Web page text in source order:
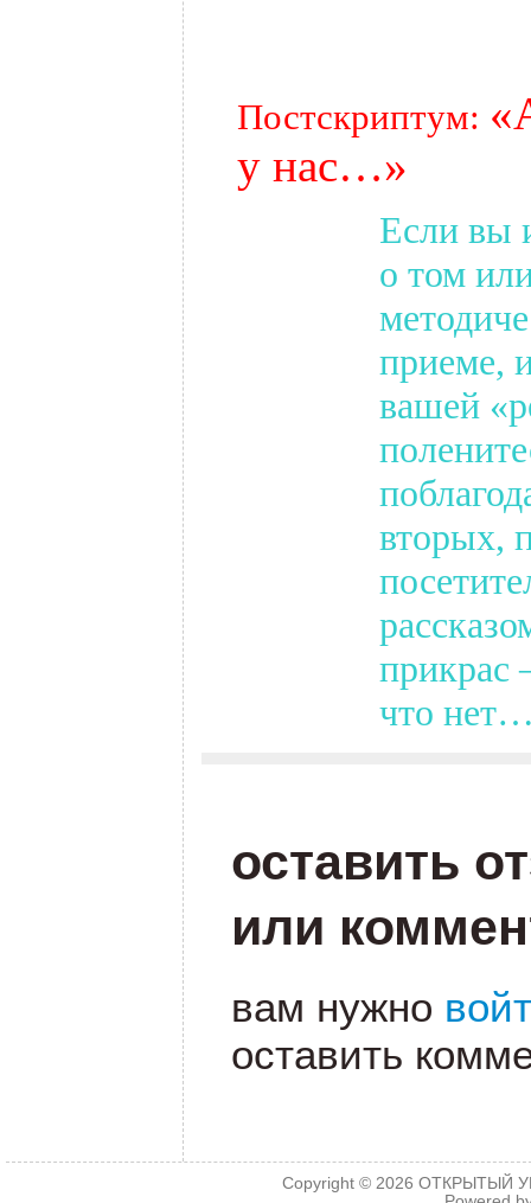
Постскриптум: «
у нас…»
Если вы
о том
приеме,
вашей «
вторых,
прикрас
что
оставить
или
вам нужно
оставить
Copyright © 2026ОТКРЫТЫЙ